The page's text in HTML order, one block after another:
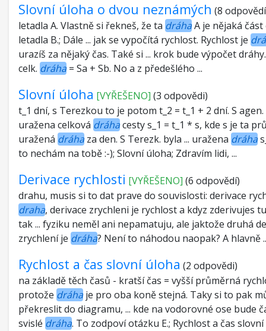
Slovní úloha o dvou neznámých (8
letadla A. Vlastně si řekneš, že ta dráhaA je nějaká část
letadla B.; Dále ... jak se vypočítá rychlost. Rychlost je
urazíš za nějaký čas. Také si ... krok bude výpočet
celk. dráha= Sa + Sb. No a z předešlého ...
Slovní úloha [VYŘEŠENO] (3 odpovědi)
t_1 dní, s Terezkou to je potom t_2 = t_1 + 2 dní. S
uražena celková dráhacesty s_1 = t_1 * s, kde s je ta
uražená dráhaza den. S Terezk. byla ... uražena dráha
to nechám na tobě :-); Slovní úloha; Zdravím lidi, ...
Derivace rychlosti [VYŘEŠENO] (6 odpovědí)
drahu, musis si to dat prave do souvislosti: derivace
draha, derivace zrychleni je rychlost a kdyz zderivujes
tak ... fyziku neměl ani nepamatuju, ale jaktože druhá
zrychlení je dráha? Není to náhodou naopak? A hlavně
Rychlost a čas slovní úloha (2 odpovědi)
na základě těch časů - kratší čas = vyšší průměrná
protože dráhaje pro oba koně stejná. Taky si to pak
překreslit do diagramu, ... kde na vodorovné ose bude
svislé dráha. To zodpoví otázku E.; Rychlost a čas slovní